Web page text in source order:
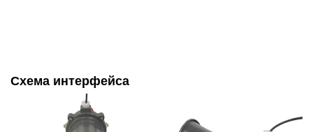
Схема интерфейса